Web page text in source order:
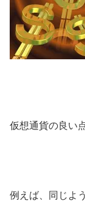
仮想通貨の良い
例えば、同じよ